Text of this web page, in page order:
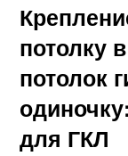
потолку
потолок
для ГКЛ